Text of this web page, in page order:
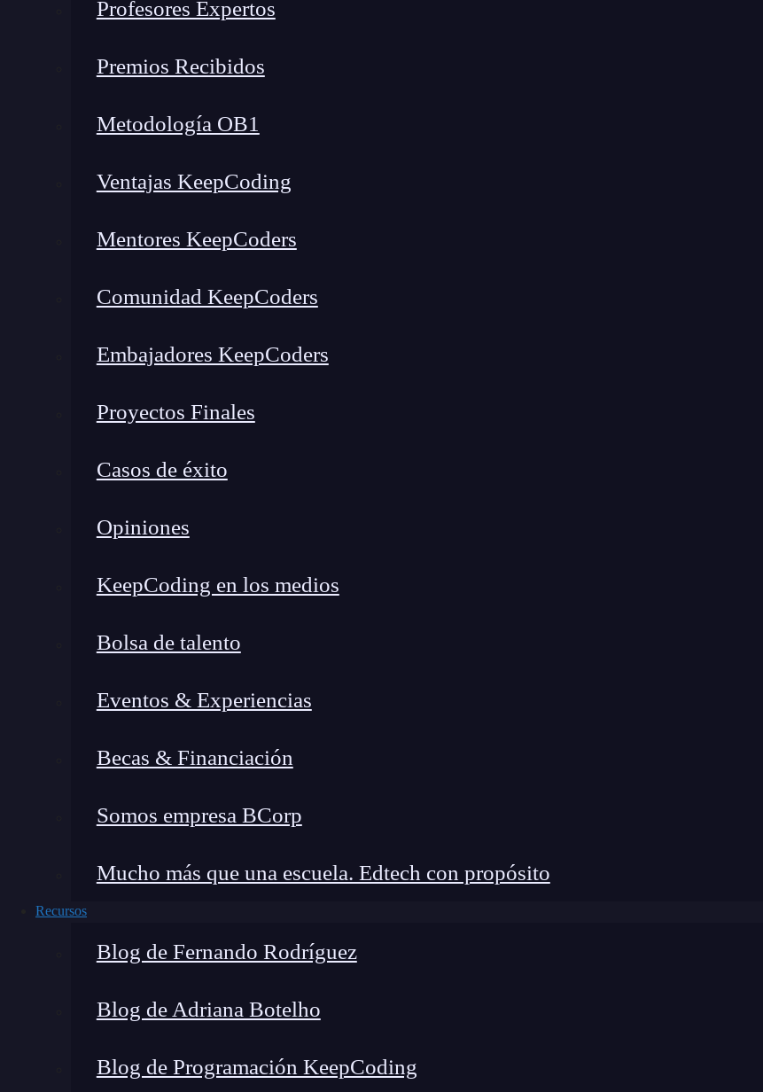
Profesores Expertos
Premios Recibidos
Metodología OB1
Ventajas KeepCoding
Mentores KeepCoders
Comunidad KeepCoders
Embajadores KeepCoders
Proyectos Finales
Casos de éxito
Opiniones
KeepCoding en los medios
Bolsa de talento
Eventos & Experiencias
Becas & Financiación
Somos empresa BCorp
Mucho más que una escuela. Edtech con propósito
Recursos
Blog de Fernando Rodríguez
Blog de Adriana Botelho
Blog de Programación KeepCoding
Lenguajes de programación: Los 10 más importantes